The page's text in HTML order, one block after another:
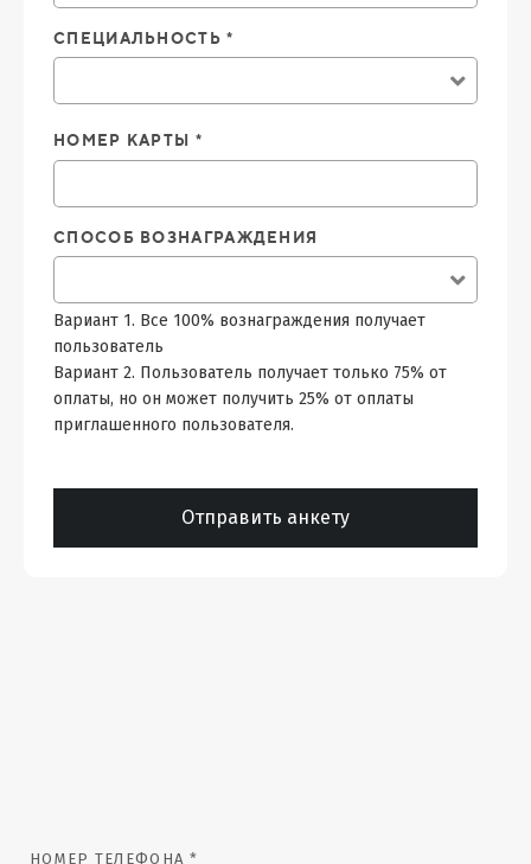
СПЕЦИАЛЬНОСТЬ *
НОМЕР КАРТЫ *
СПОСОБ ВОЗНАГРАЖДЕНИЯ
Вариант 1. Все 100% вознаграждения получает
пользователь
Вариант 2. Пользователь получает только 75% от
оплаты, но он может получить 25% от оплаты
приглашенного пользователя.
Отправить анкету
НОМЕР ТЕЛЕФОНА *